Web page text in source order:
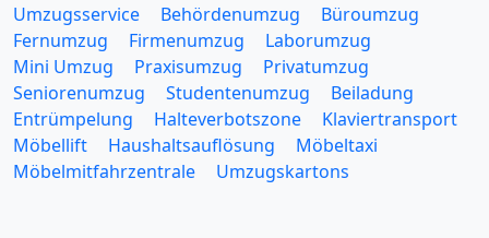
Umzugsservice Behördenumzug
Büroumzug
Fernumzug
Firmenumzug
Laborumzug
Mini Umzug
Praxisumzug
Privatumzug
Seniorenumzug
Studentenumzug
Beiladung
Entrümpelung
Halteverbotszone
Klaviertransport
Möbellift
Haushaltsauflösung
Möbeltaxi
Möbelmitfahrzentrale
Umzugskartons